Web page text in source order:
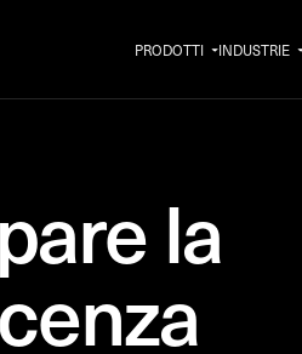
PRODOTTI INDUSTRIE
la